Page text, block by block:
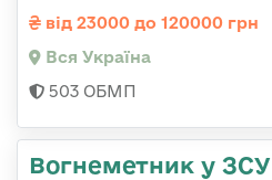
від 23000 до 120000 грн
Вся Україна
503 ОБМП
Вогнеметник у ЗСУ